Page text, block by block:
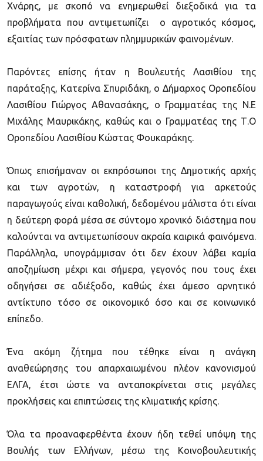
Χνάρης, με σκοπό να ενημερωθεί διεξοδικά για τα
προβλήματα που αντιμετωπίζει ο αγροτικός κόσμος,
εξαιτίας των πρόσφατων πλημμυρικών φαινομένων.
Παρόντες επίσης ήταν η Βουλευτής Λασιθίου της
παράταξης, Κατερίνα Σπυριδάκη, ο Δήμαρχος Οροπεδίου
Λασιθίου Γιώργος Αθανασάκης, ο Γραμματέας της Ν.Ε
Μιχάλης Μαυρικάκης, καθώς και ο Γραμματέας της Τ.Ο
Οροπεδίου Λασιθίου Κώστας Φουκαράκης.
Όπως επισήμαναν οι εκπρόσωποι της Δημοτικής αρχής
και των αγροτών, η καταστροφή για αρκετούς
παραγωγούς είναι καθολική, δεδομένου μάλιστα ότι είναι
η δεύτερη φορά μέσα σε σύντομο χρονικό διάστημα που
καλούνται να αντιμετωπίσουν ακραία καιρικά φαινόμενα.
Παράλληλα, υπογράμμισαν ότι δεν έχουν λάβει καμία
αποζημίωση μέχρι και σήμερα, γεγονός που τους έχει
οδηγήσει σε αδιέξοδο, καθώς έχει άμεσο αρνητικό
αντίκτυπο τόσο σε οικονομικό όσο και σε κοινωνικό
επίπεδο.
Ένα ακόμη ζήτημα που τέθηκε είναι η ανάγκη
αναθεώρησης του απαρχαιωμένου πλέον κανονισμού
ΕΛΓΑ, έτσι ώστε να ανταποκρίνεται στις μεγάλες
προκλήσεις και επιπτώσεις της κλιματικής κρίσης.
Όλα τα προαναφερθέντα έχουν ήδη τεθεί υπόψη της
Βουλής των Ελλήνων, μέσω της Κοινοβουλευτικής